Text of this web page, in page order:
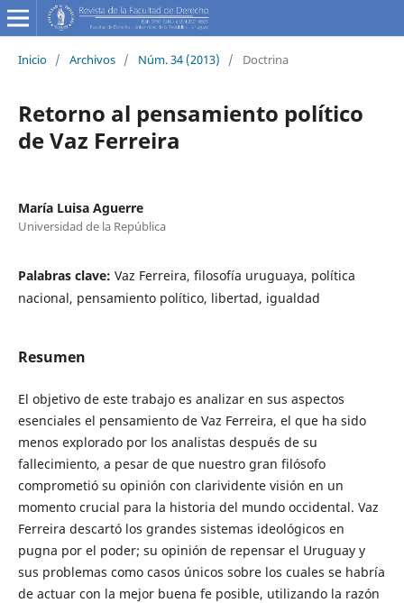
Inicio / Archivos / Núm. 34 (2013) / Doctrina
Retorno al pensamiento político
de Vaz Ferreira
María Luisa Aguerre
Universidad de la República
Palabras clave: Vaz Ferreira, filosofía uruguaya, política
nacional, pensamiento político, libertad, igualdad
Resumen
El objetivo de este trabajo es analizar en sus aspectos
esenciales el pensamiento de Vaz Ferreira, el que ha sido
menos explorado por los analistas después de su
fallecimiento, a pesar de que nuestro gran filósofo
comprometió su opinión con clarividente visión en un
momento crucial para la historia del mundo occidental. Vaz
Ferreira descartó los grandes sistemas ideológicos en
pugna por el poder; su opinión de repensar el Uruguay y
sus problemas como casos únicos sobre los cuales se habría
de actuar con la mejor buena fe posible, utilizando la razón